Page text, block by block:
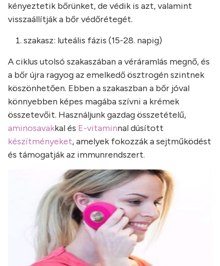
kényeztetik bőrünket, de védik is azt, valamint
visszaállítják a bőr védőrétegét.
szakasz: luteális fázis (15-28. napig)
A ciklus utolsó szakaszában a véráramlás megnő, és
a bőr újra ragyog az emelkedő ösztrogén szintnek
köszönhetően. Ebben a szakaszban a bőr jóval
könnyebben képes magába szívni a krémek
összetevőit. Használjunk gazdag összetételű,
aminosavakkal és E-vitaminnal dúsított
készítményeket, amelyek fokozzák a sejtműködést
és támogatják az immunrendszert.